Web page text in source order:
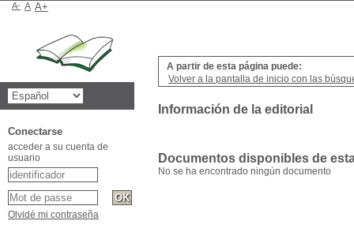
A partir de esta página puede:
Volver a la pantalla de inicio con las
Información de la editorial
Documentos disponibles de
No se ha encontrado ningún documento
A- A A+
Conectarse
acceder a su cuenta de
usuario
Olvidé mi contraseña